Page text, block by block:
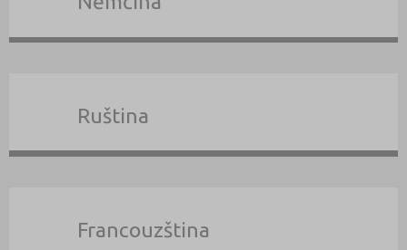
Ruština
Francouzština